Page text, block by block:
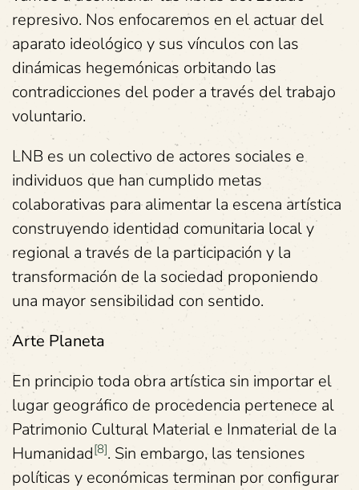
represivo. Nos enfocaremos en el actuar del
aparato ideológico y sus vínculos con las
dinámicas hegemónicas orbitando las
contradicciones del poder a través del trabajo
voluntario.
LNB es un colectivo de actores sociales e
individuos que han cumplido metas
colaborativas para alimentar la escena artística
construyendo identidad comunitaria local y
regional a través de la participación y la
transformación de la sociedad proponiendo
una mayor sensibilidad con sentido.
Arte Planeta
En principio toda obra artística sin importar el
lugar geográfico de procedencia pertenece al
Patrimonio Cultural Material e Inmaterial de la
Humanidad[8]. Sin embargo, las tensiones
políticas y económicas terminan por configurar